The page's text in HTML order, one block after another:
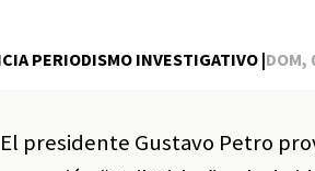
PERIODISMO INVESTIGATIVO |DOM,
El presidente Gustavo Petro